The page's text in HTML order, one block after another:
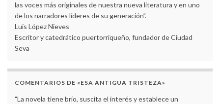
las voces más originales de nuestra nueva literatura y en uno
de los narradores líderes de su generación”.
Luis López Nieves
Escritor y catedrático puertorriqueño, fundador de Ciudad
Seva
COMENTARIOS DE «ESA ANTIGUA TRISTEZA»
"La novela tiene brío, suscita el interés y establece un